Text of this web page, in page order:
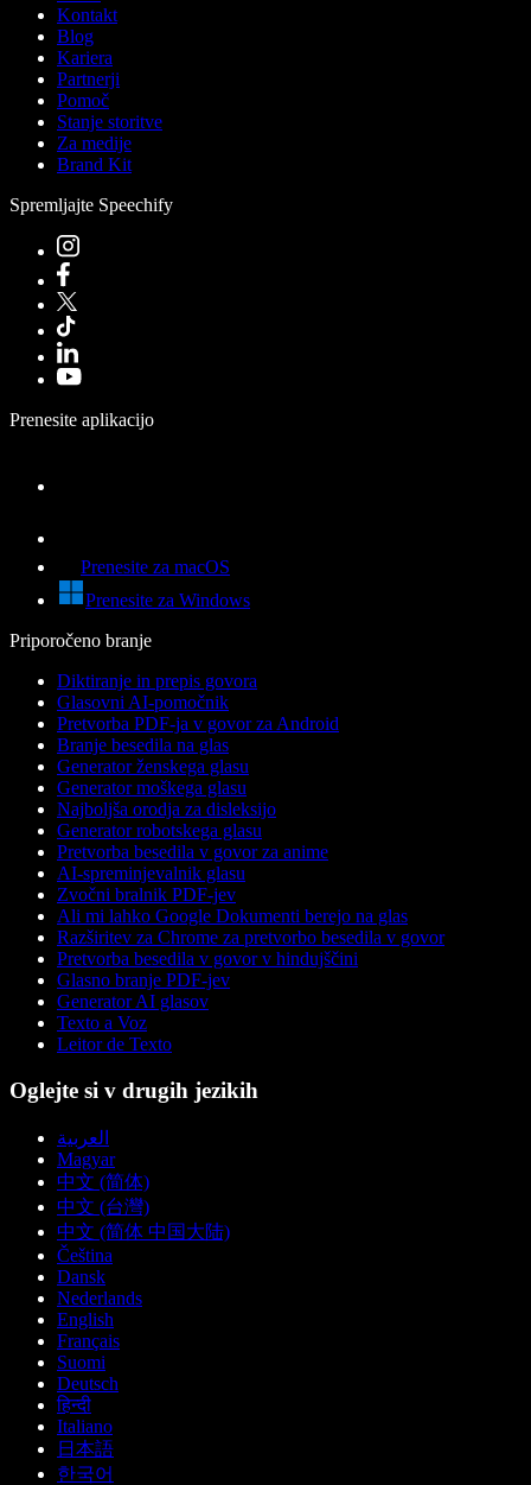
Kontakt
Blog
Kariera
Partnerji
Pomoč
Stanje storitve
Za medije
Brand Kit
Spremljajte Speechify
Prenesite aplikacijo
Prenesite za macOS
Prenesite za Windows
Priporočeno branje
Diktiranje in prepis govora
Glasovni AI-pomočnik
Pretvorba PDF-ja v govor za Android
Branje besedila na glas
Generator ženskega glasu
Generator moškega glasu
Najboljša orodja za disleksijo
Generator robotskega glasu
Pretvorba besedila v govor za anime
AI-spreminjevalnik glasu
Zvočni bralnik PDF-jev
Ali mi lahko Google Dokumenti berejo na glas
Razširitev za Chrome za pretvorbo besedila v govor
Pretvorba besedila v govor v hindujščini
Glasno branje PDF-jev
Generator AI glasov
Texto a Voz
Leitor de Texto
Oglejte si v drugih jezikih
العربية
Magyar
中文 (简体)
中文 (台灣)
中文 (简体 中国大陆)
Čeština
Dansk
Nederlands
English
Français
Suomi
Deutsch
हिन्दी
Italiano
日本語
한국어